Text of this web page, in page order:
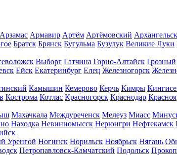
Арзамас Армавир Артём Артёмовский Архангельск
Братск Брянск Бугульма Бузулук Великие Луки
Выборг Гатчина Горно-Алтайск Грозный
Ейск Екатеринбург Елец Железногорск
Камышин Кемерово Керчь Кимры
Кострома Котлас Красногорск Краснодар
Махачкала Междуреченск Мелеуз Миасс
Находка Невинномысск Нерюнгри Нефтекамск
Уренгой Ногинск Норильск Ноябрьск Нягань
Петропавловск-Камчатский Подольск